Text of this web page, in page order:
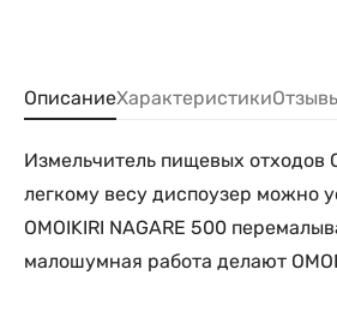
ОписаниеХарактеристики
Измельчитель пищевых отходов
легкому весу диспоузер можно
OMOIKIRI NAGARE 500
малошумная работа делают